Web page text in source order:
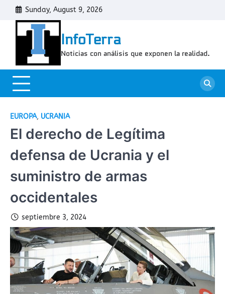
Skip
content
Sunday, August 9, 2026
InfoTerra
Noticias con análisis que exponen la realidad.
EUROPA, UCRANIA
El derecho de Legítima
defensa de Ucrania y el
suministro de armas
occidentales
septiembre 3, 2024